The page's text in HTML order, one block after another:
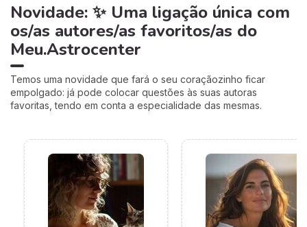
Novidade: ✨ Uma ligação única com
os/as autores/as favoritos/as do
Meu.Astrocenter
Temos uma novidade que fará o seu coraçãozinho ficar
empolgado: já pode colocar questões às suas autoras
favoritas, tendo em conta a especialidade das mesmas.